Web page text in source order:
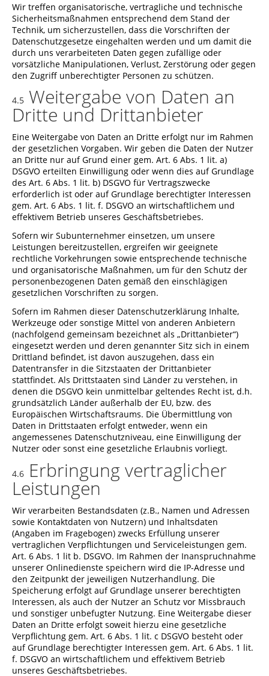
Wir treffen organisatorische, vertragliche und technische
Sicherheitsmaßnahmen entsprechend dem Stand der
Technik, um sicherzustellen, dass die Vorschriften der
Datenschutzgesetze eingehalten werden und um damit die
durch uns verarbeiteten Daten gegen zufällige oder
vorsätzliche Manipulationen, Verlust, Zerstörung oder gegen
den Zugriff unberechtigter Personen zu schützen.
4.5 Weitergabe von Daten an
Dritte und Drittanbieter
Eine Weitergabe von Daten an Dritte erfolgt nur im Rahmen
der gesetzlichen Vorgaben. Wir geben die Daten der Nutzer
an Dritte nur auf Grund einer gem. Art. 6 Abs. 1 lit. a)
DSGVO erteilten Einwilligung oder wenn dies auf Grundlage
des Art. 6 Abs. 1 lit. b) DSGVO für Vertragszwecke
erforderlich ist oder auf Grundlage berechtigter Interessen
gem. Art. 6 Abs. 1 lit. f. DSGVO an wirtschaftlichem und
effektivem Betrieb unseres Geschäftsbetriebes.
Sofern wir Subunternehmer einsetzen, um unsere
Leistungen bereitzustellen, ergreifen wir geeignete
rechtliche Vorkehrungen sowie entsprechende technische
und organisatorische Maßnahmen, um für den Schutz der
personenbezogenen Daten gemäß den einschlägigen
gesetzlichen Vorschriften zu sorgen.
Sofern im Rahmen dieser Datenschutzerklärung Inhalte,
Werkzeuge oder sonstige Mittel von anderen Anbietern
(nachfolgend gemeinsam bezeichnet als „Drittanbieter“)
eingesetzt werden und deren genannter Sitz sich in einem
Drittland befindet, ist davon auszugehen, dass ein
Datentransfer in die Sitzstaaten der Drittanbieter
stattfindet. Als Drittstaaten sind Länder zu verstehen, in
denen die DSGVO kein unmittelbar geltendes Recht ist, d.h.
grundsätzlich Länder außerhalb der EU, bzw. des
Europäischen Wirtschaftsraums. Die Übermittlung von
Daten in Drittstaaten erfolgt entweder, wenn ein
angemessenes Datenschutzniveau, eine Einwilligung der
Nutzer oder sonst eine gesetzliche Erlaubnis vorliegt.
4.6 Erbringung vertraglicher
Leistungen
Wir verarbeiten Bestandsdaten (z.B., Namen und Adressen
sowie Kontaktdaten von Nutzern) und Inhaltsdaten
(Angaben im Fragebogen) zwecks Erfüllung unserer
vertraglichen Verpflichtungen und Serviceleistungen gem.
Art. 6 Abs. 1 lit b. DSGVO. Im Rahmen der Inanspruchnahme
unserer Onlinedienste speichern wird die IP-Adresse und
den Zeitpunkt der jeweiligen Nutzerhandlung. Die
Speicherung erfolgt auf Grundlage unserer berechtigten
Interessen, als auch der Nutzer an Schutz vor Missbrauch
und sonstiger unbefugter Nutzung. Eine Weitergabe dieser
Daten an Dritte erfolgt soweit hierzu eine gesetzliche
Verpflichtung gem. Art. 6 Abs. 1 lit. c DSGVO besteht oder
auf Grundlage berechtigter Interessen gem. Art. 6 Abs. 1 lit.
f. DSGVO an wirtschaftlichem und effektivem Betrieb
unseres Geschäftsbetriebes.